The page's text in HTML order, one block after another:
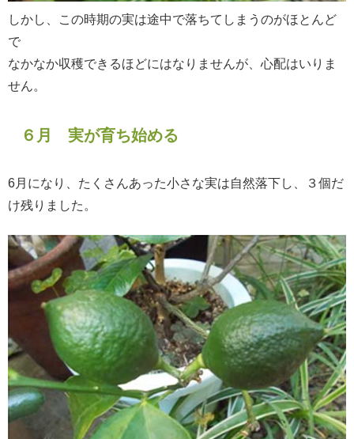
しかし、この時期の実は途中で落ちてしまうのがほとんど
で
なかなか収穫できるほどにはなりませんが、心配はいりま
せん。
６月 実が育ち始める
6月になり、たくさんあった小さな実は自然落下し、３個だ
け残りました。